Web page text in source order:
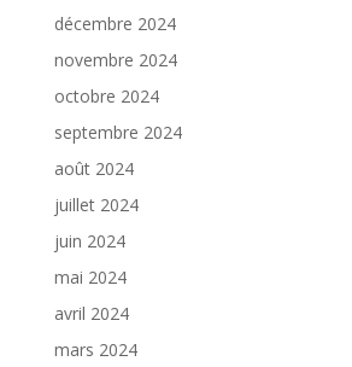
décembre 2024
novembre 2024
octobre 2024
septembre 2024
août 2024
juillet 2024
juin 2024
mai 2024
avril 2024
mars 2024